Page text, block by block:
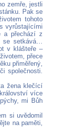
zemře, jestli
Pak se
tohoto
vyrůstajícími
a přechází z
se setkává…
v klášteře –
přece
přiměřený,
společnosti.
žena klečící
více
mi Bůh
si uvědomil
na paměti,